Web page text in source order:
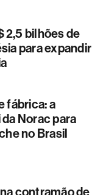
2,5 bilhões de
para expandir
fábrica: a
Norac para
no Brasil
contramão de